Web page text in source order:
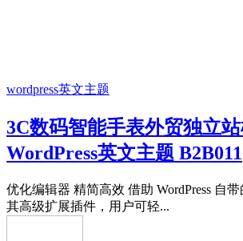
wordpress英文主题
3C数码智能手表外贸独立
WordPress英文主题 B2B011
优化编辑器 精简高效 借助 WordPress 自
其高级扩展插件，用户可轻...